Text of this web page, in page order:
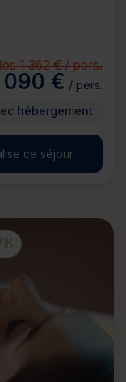
1 362 € / pers.
090 € / pers.
hébergement
ce séjour